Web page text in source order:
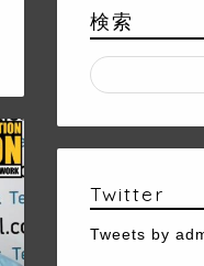
検索
Twitter
Tweets by